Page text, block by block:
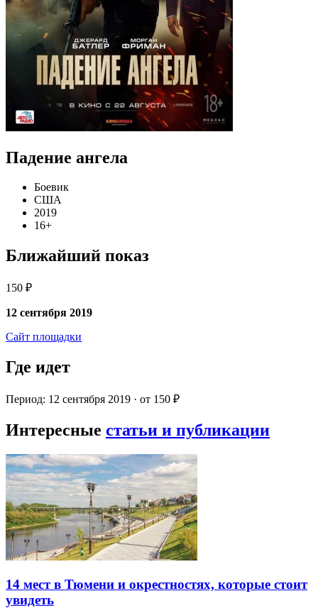
Падение ангела
Боевик
США
2019
16+
Ближайший показ
150 ₽
12 сентября 2019
Сайт площадки
Где идет
Период: 12 сентября 2019 · от 150 ₽
Интересные статьи и публикации
14 мест в Тюмени и окрестностях, которые стоит
увидеть